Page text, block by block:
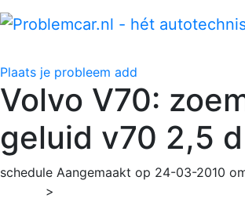
Plaats je probleem add
Volvo V70:
geluid v70 2,5 d
schedule Aangemaakt op 24-03-2010
>